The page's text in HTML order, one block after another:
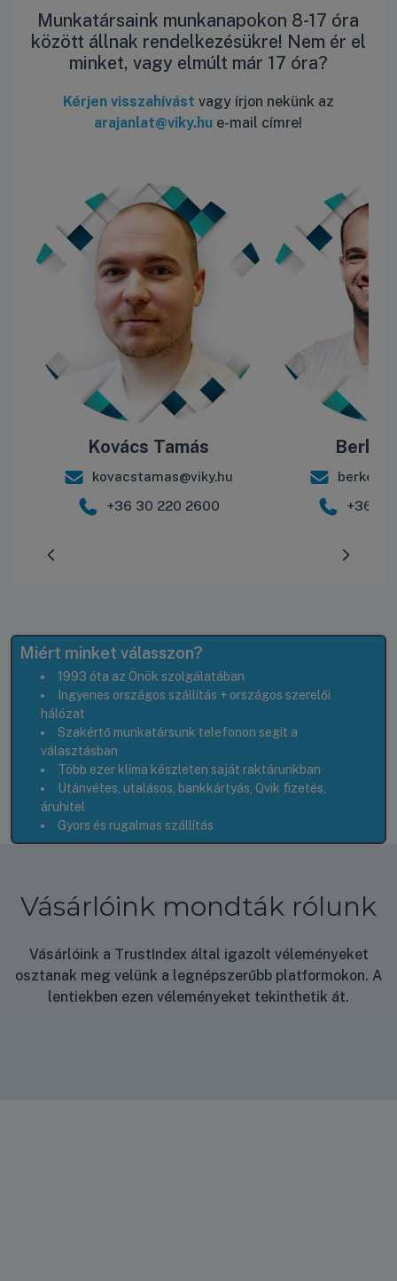
Munkatársaink munkanapokon 8-17 óra
között állnak rendelkezésükre! Nem ér el
minket, vagy elmúlt már 17 óra?
Kérjen visszahívást vagy írjon nekünk az
arajanlat@viky.hu e-mail címre!
Kovács Tamás
kovacstamas@viky.hu
+36 30 220 2600
Berke
+36 30
Miért minket válasszon?
1993 óta az Önök szolgálatában
Ingyenes országos szállítás + országos szerelői
hálózat
Szakértő munkatársunk telefonon segít a
választásban
Több ezer klíma készleten saját raktárunkban
Utánvétes, utalásos, bankkártyás, Qvik fizetés,
áruhitel
Gyors és rugalmas szállítás
Vásárlóink mondták rólunk
Vásárlóink a TrustIndex által igazolt véleményeket
osztanak meg velünk a legnépszerűbb platformokon. A
lentiekben ezen véleményeket tekinthetik át.